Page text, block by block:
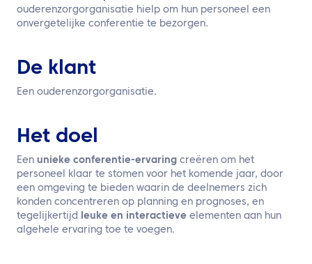
ouderenzorgorganisatie hielp om hun personeel een
onvergetelijke conferentie te bezorgen.
De klant
Een ouderenzorgorganisatie.
Het doel
Een unieke conferentie-ervaring creëren om het
personeel klaar te stomen voor het komende jaar, door
een omgeving te bieden waarin de deelnemers zich
konden concentreren op planning en prognoses, en
tegelijkertijd
leuke en interactieve elementen aan hun
algehele ervaring toe te voegen.